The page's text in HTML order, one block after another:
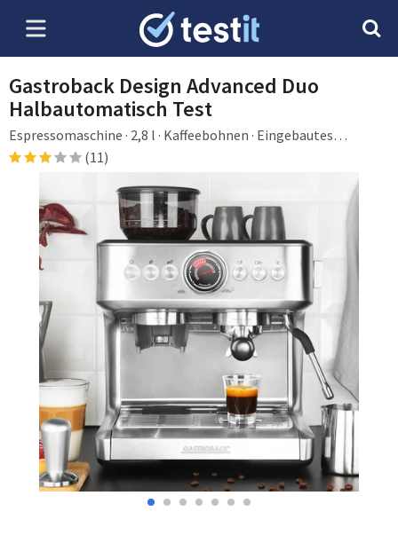
Gastroback Design Advanced Duo
Halbautomatisch Test
Espressomaschine · 2,8 l · Kaffeebohnen · Eingebautes
Mahlwerk · 3000 W · Edelstahl
(11)